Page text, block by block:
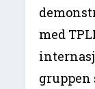
med
gruppen